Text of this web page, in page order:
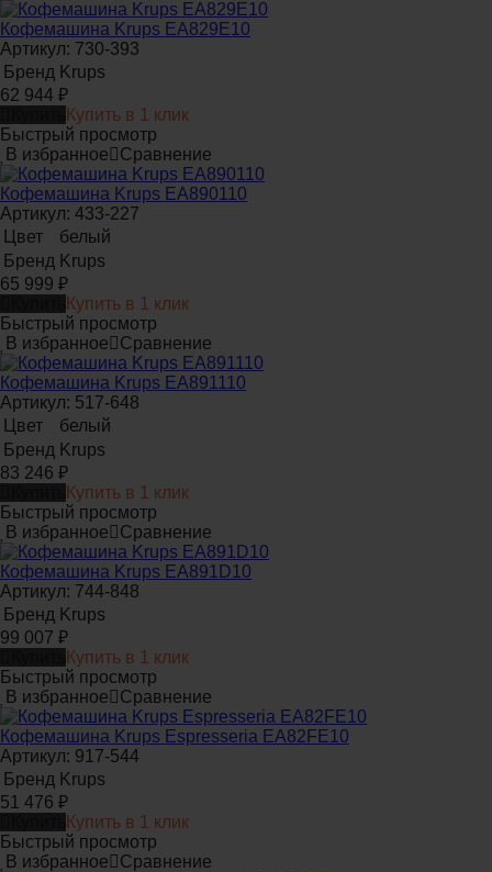
Кофемашина Krups EA829E10
Артикул: 730-393
Бренд Krups
62 944 ₽
Купить в 1 клик
Быстрый просмотр
В избранное
Сравнение
Кофемашина Krups EA890110
Артикул: 433-227
Цвет
белый
Бренд Krups
65 999 ₽
Купить в 1 клик
Быстрый просмотр
В избранное
Сравнение
Кофемашина Krups EA891110
Артикул: 517-648
Цвет
белый
Бренд Krups
83 246 ₽
Купить в 1 клик
Быстрый просмотр
В избранное
Сравнение
Кофемашина Krups EA891D10
Артикул: 744-848
Бренд Krups
99 007 ₽
Купить в 1 клик
Быстрый просмотр
В избранное
Сравнение
Кофемашина Krups Espresseria EA82FE10
Артикул: 917-544
Бренд Krups
51 476 ₽
Купить в 1 клик
Быстрый просмотр
В избранное
Сравнение